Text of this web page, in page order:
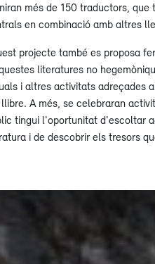
més de 150 traductors, que
en combinació amb altres
projecte també es proposa
literatures no
i altres activitats adreçades
A més, se celebraran
tingui l'oportunitat d'escoltar
i de descobrir els tresors